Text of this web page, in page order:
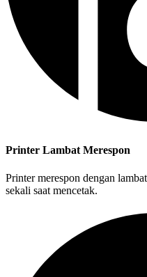
Printer Lambat Merespon
Printer merespon dengan
sekali saat mencetak.